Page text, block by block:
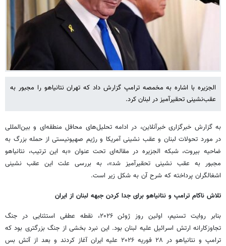
الجزیره با اشاره به مخمصه ترامپ گزارش داد که تهران نتانیاهو را مجبور به
عقب‌نشینی تحقیرآمیز در لبنان کرد.
به گزارش خبرگزاری خبرآنلاین، در ادامه تحلیل‌های محافل منطقه‌ای و بین‌المللی
در مورد تحولات لبنان و عقب نشینی آمریکا و رژیم صهیونیستی از حمله بزرگ به
ضاحیه بیروت، شبکه الجزیره در مقاله‌ای تحت عنوان «به این ترتیب، نتانیاهو
مجبور به عقب نشینی تحقیرآمیز شد»، به بررسی علت این عقب نشینی
اشغالگران پرداخته که شرح آن به شکل زیر است.
تلاش ناکام ترامپ و نتانیاهو برای جدا کردن جبهه لبنان از ایران
بنابر روایت تسنیم، اولین روز ژوئن ۲۰۲۶، نقطه عطفی استثنایی در جنگ
تجاوزکارانه ارتش اسرائیل علیه لبنان بود. این نبرد بخشی از جنگ بزرگتری بود که
ترامپ و نتانیاهو در ۲۸ فوریه ۲۰۲۶ علیه ایران آغاز کردند و بعد از آتش بس